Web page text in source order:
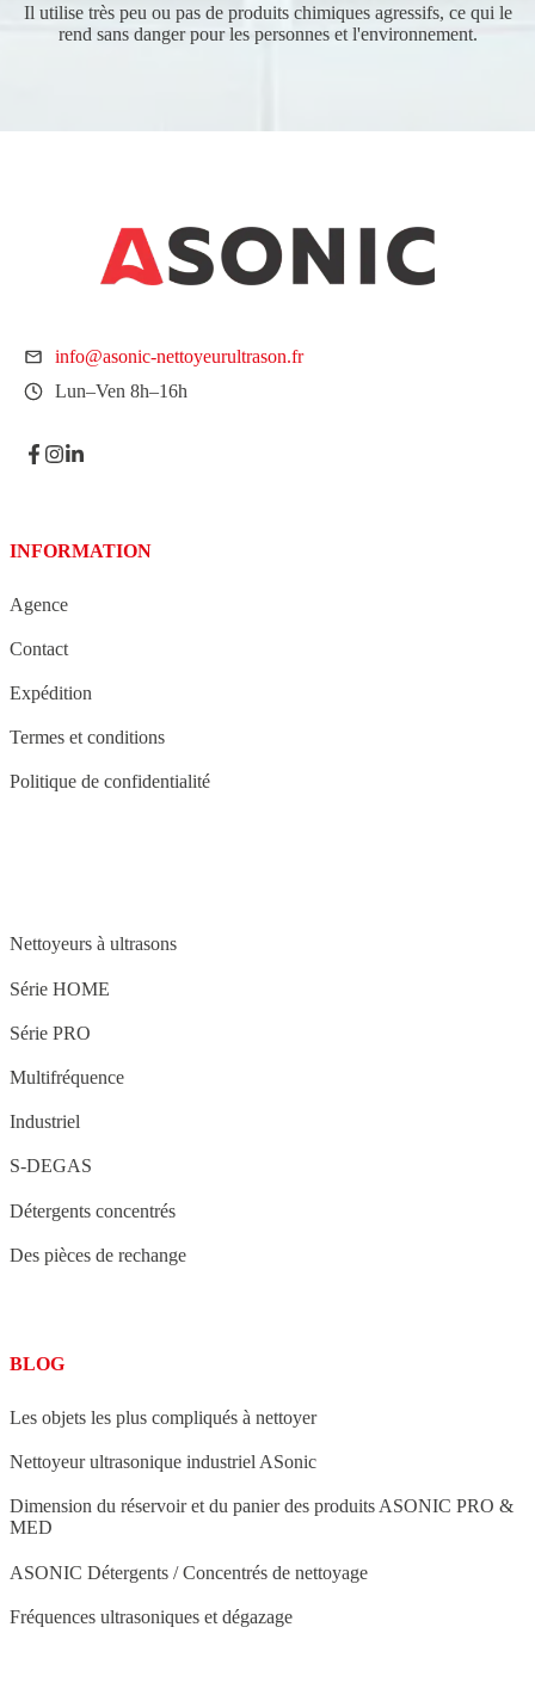
Il utilise très peu ou pas de produits chimiques agressifs, ce qui le
rend sans danger pour les personnes et l'environnement.
info@asonic-nettoyeurultrason.fr
Lun–Ven 8h–16h
INFORMATION
Agence
Contact
Expédition
Termes et conditions
Politique de confidentialité
Nettoyeurs à ultrasons
Série HOME
Série PRO
Multifréquence
Industriel
S-DEGAS
Détergents concentrés
Des pièces de rechange
BLOG
Les objets les plus compliqués à nettoyer
Nettoyeur ultrasonique industriel ASonic
Dimension du réservoir et du panier des produits ASONIC PRO &
MED
ASONIC Détergents / Concentrés de nettoyage
Fréquences ultrasoniques et dégazage